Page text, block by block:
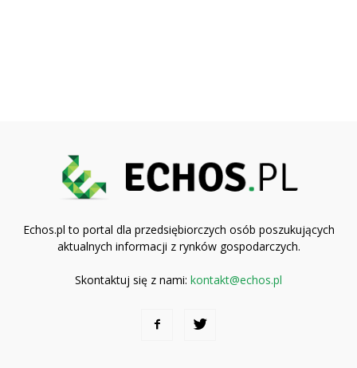
Echos.pl to portal dla przedsiębiorczych osób poszukujących
aktualnych informacji z rynków gospodarczych.
Skontaktuj się z nami: kontakt@echos.pl